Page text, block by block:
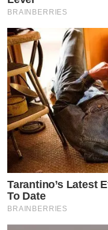
BRAINBERRIES
Tarantino’s Latest
To Date
BRAINBERRIES